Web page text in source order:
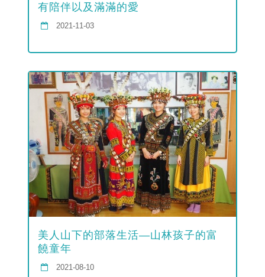
有陪伴以及滿滿的愛
2021-11-03
美人山下的部落生活—山林孩子的富
饒童年
2021-08-10